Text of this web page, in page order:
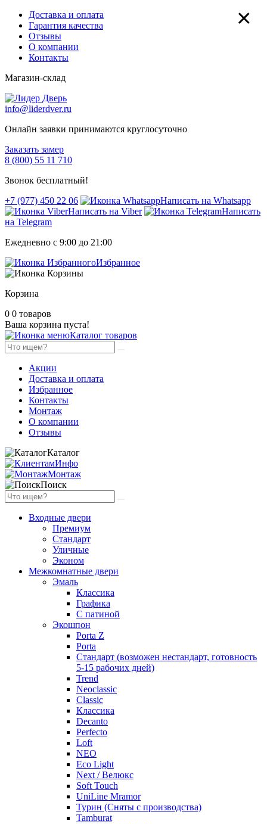
Доставка и оплата
Гарантия качества
Отзывы
О компании
Контакты
Магазин-склад
info@liderdver.ru
Онлайн заявки принимаются круглосуточно
Заказать замер
8 (800) 55 11 710
Звонок бесплатный!
+7 (977) 450 22 06
Написать на Whatsapp
Написать на Viber
Написать
на Telegram
Ежедневно с 9:00 до 21:00
Избранное
Корзина
0 0 товаров
Ваша корзина пуста!
Каталог товаров
Акции
Доставка и оплата
Избранное
Контакты
Монтаж
О компании
Отзывы
Каталог
Инфо
Монтаж
Поиск
Входные двери
Премиум
Стандарт
Уличные
Эконом
Межкомнатные двери
Эмаль
Классика
Графика
С патиной
Экошпон
Porta Z
Porta
Стандарт (возможен нестандарт, готовность
5-15 рабочих дней)
Trend
Neoclassic
Classic
Классика
Decanto
Perfecto
Loft
NEO
Eco Light
Next / Велюкс
Soft Touch
UniLine Mramor
Турин (Сняты с производства)
Tamburat
×